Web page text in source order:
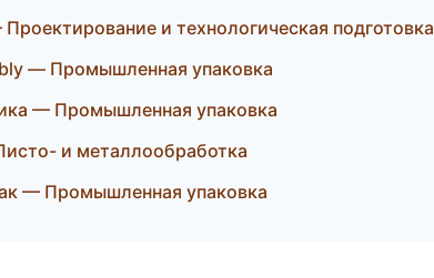
и технологическая подготовка
— Промышленная упаковка
— Промышленная упаковка
и металлообработка
— Промышленная упаковка